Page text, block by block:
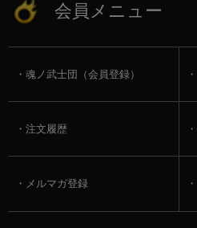
会員メニュー
魂ノ武士団（会員登録）
注文履歴
メルマガ登録